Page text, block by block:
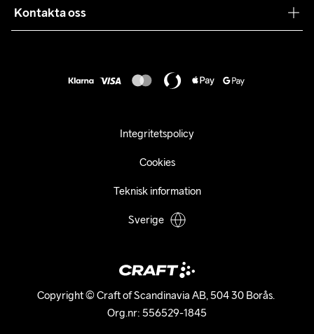
Samarbeten
Retur
Kontakta oss
Copyright © Craft of Scandinavia AB, 504 30 Borås.
Org.nr: 556529-1845
Integritetspolicy
Cookies
Teknisk information
Sverige